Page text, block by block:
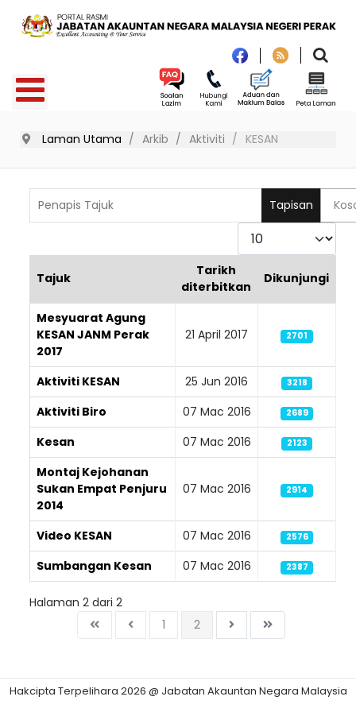
Laman Utama Arkib Aktiviti KESAN
Tapisan
Paparkan
Articles
Tajuk
Tarikh
diterbitkan
Dikunjungi
Mesyuarat Agung
KESAN JANM Perak
2017
21 April 2017 2701
Aktiviti KESAN 25 Jun 2016 3218
Aktiviti Biro 07 Mac 2016 2689
Kesan 07 Mac 2016 2123
Montaj Kejohanan
Sukan Empat Penjuru
2014
07 Mac 2016 2914
Video KESAN 07 Mac 2016 2576
Sumbangan Kesan 07 Mac 2016 2387
Halaman 2 dari 2
1
2
Hakcipta Terpelihara 2026 @ Jabatan Akauntan Negara Malaysia